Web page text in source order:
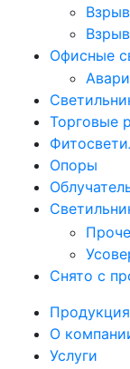
Офисные
Торговые
Опоры
Снято с
О
Услуги